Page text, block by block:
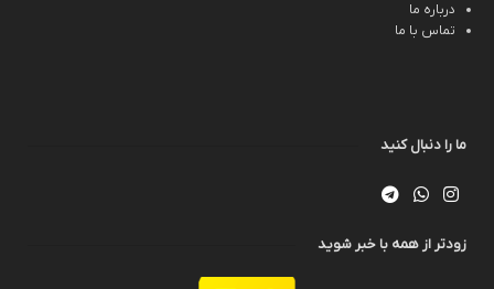
درباره ما
تماس با ما
ما را دنبال کنید
زودتر از همه با خبر شوید